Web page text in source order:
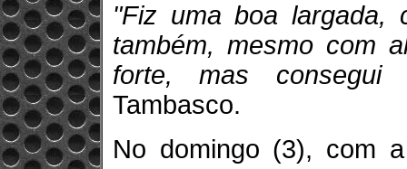
"Fiz uma boa largada,
também, mesmo com
forte, mas consegui
Tambasco.
No domingo (3), com